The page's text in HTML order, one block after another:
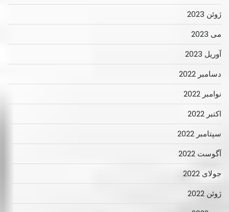
ژوئن 2023
می 2023
آوریل 2023
دسامبر 2022
نوامبر 2022
اکتبر 2022
سپتامبر 2022
آگوست 2022
جولای 2022
ژوئن 2022